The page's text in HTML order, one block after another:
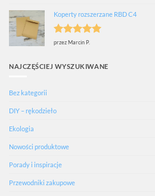
Koperty rozszerzane RBD C4
Oceniono
przez Marcin P.
NAJCZĘŚCIEJ WYSZUKIWANE
Bez kategorii
DIY – rękodzieło
Ekologia
Nowości produktowe
Porady i inspiracje
Przewodniki zakupowe